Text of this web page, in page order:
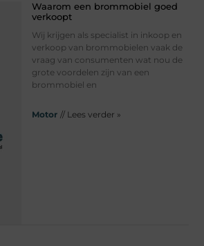
Waarom een brommobiel goed
verkoopt
Wij krijgen als specialist in inkoop en
verkoop van brommobielen vaak de
vraag van consumenten wat nou de
grote voordelen zijn van een
brommobiel en
Motor // Lees verder »